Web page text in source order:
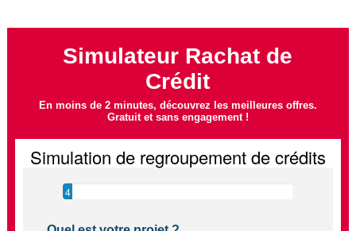
Simulateur Rachat de
Crédit
En moins de 2 minutes, découvrez les meilleures offres.
Gratuit et sans engagement !